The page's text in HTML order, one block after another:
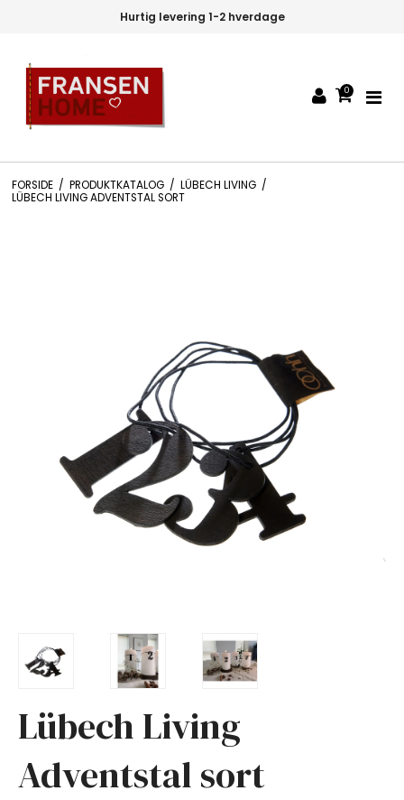
Hurtig levering 1-2 hverdage
0
FORSIDE / PRODUKTKATALOG / LÜBECH LIVING /
LÜBECH LIVING ADVENTSTAL SORT
Lübech Living
Adventstal sort